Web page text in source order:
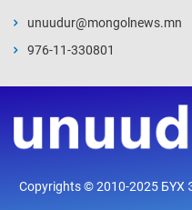
хэмжээг
17 цаг 56
мөнгө,
unuudur@mongolnews.mn
976-11-330801
Copyrights © 2010-2025